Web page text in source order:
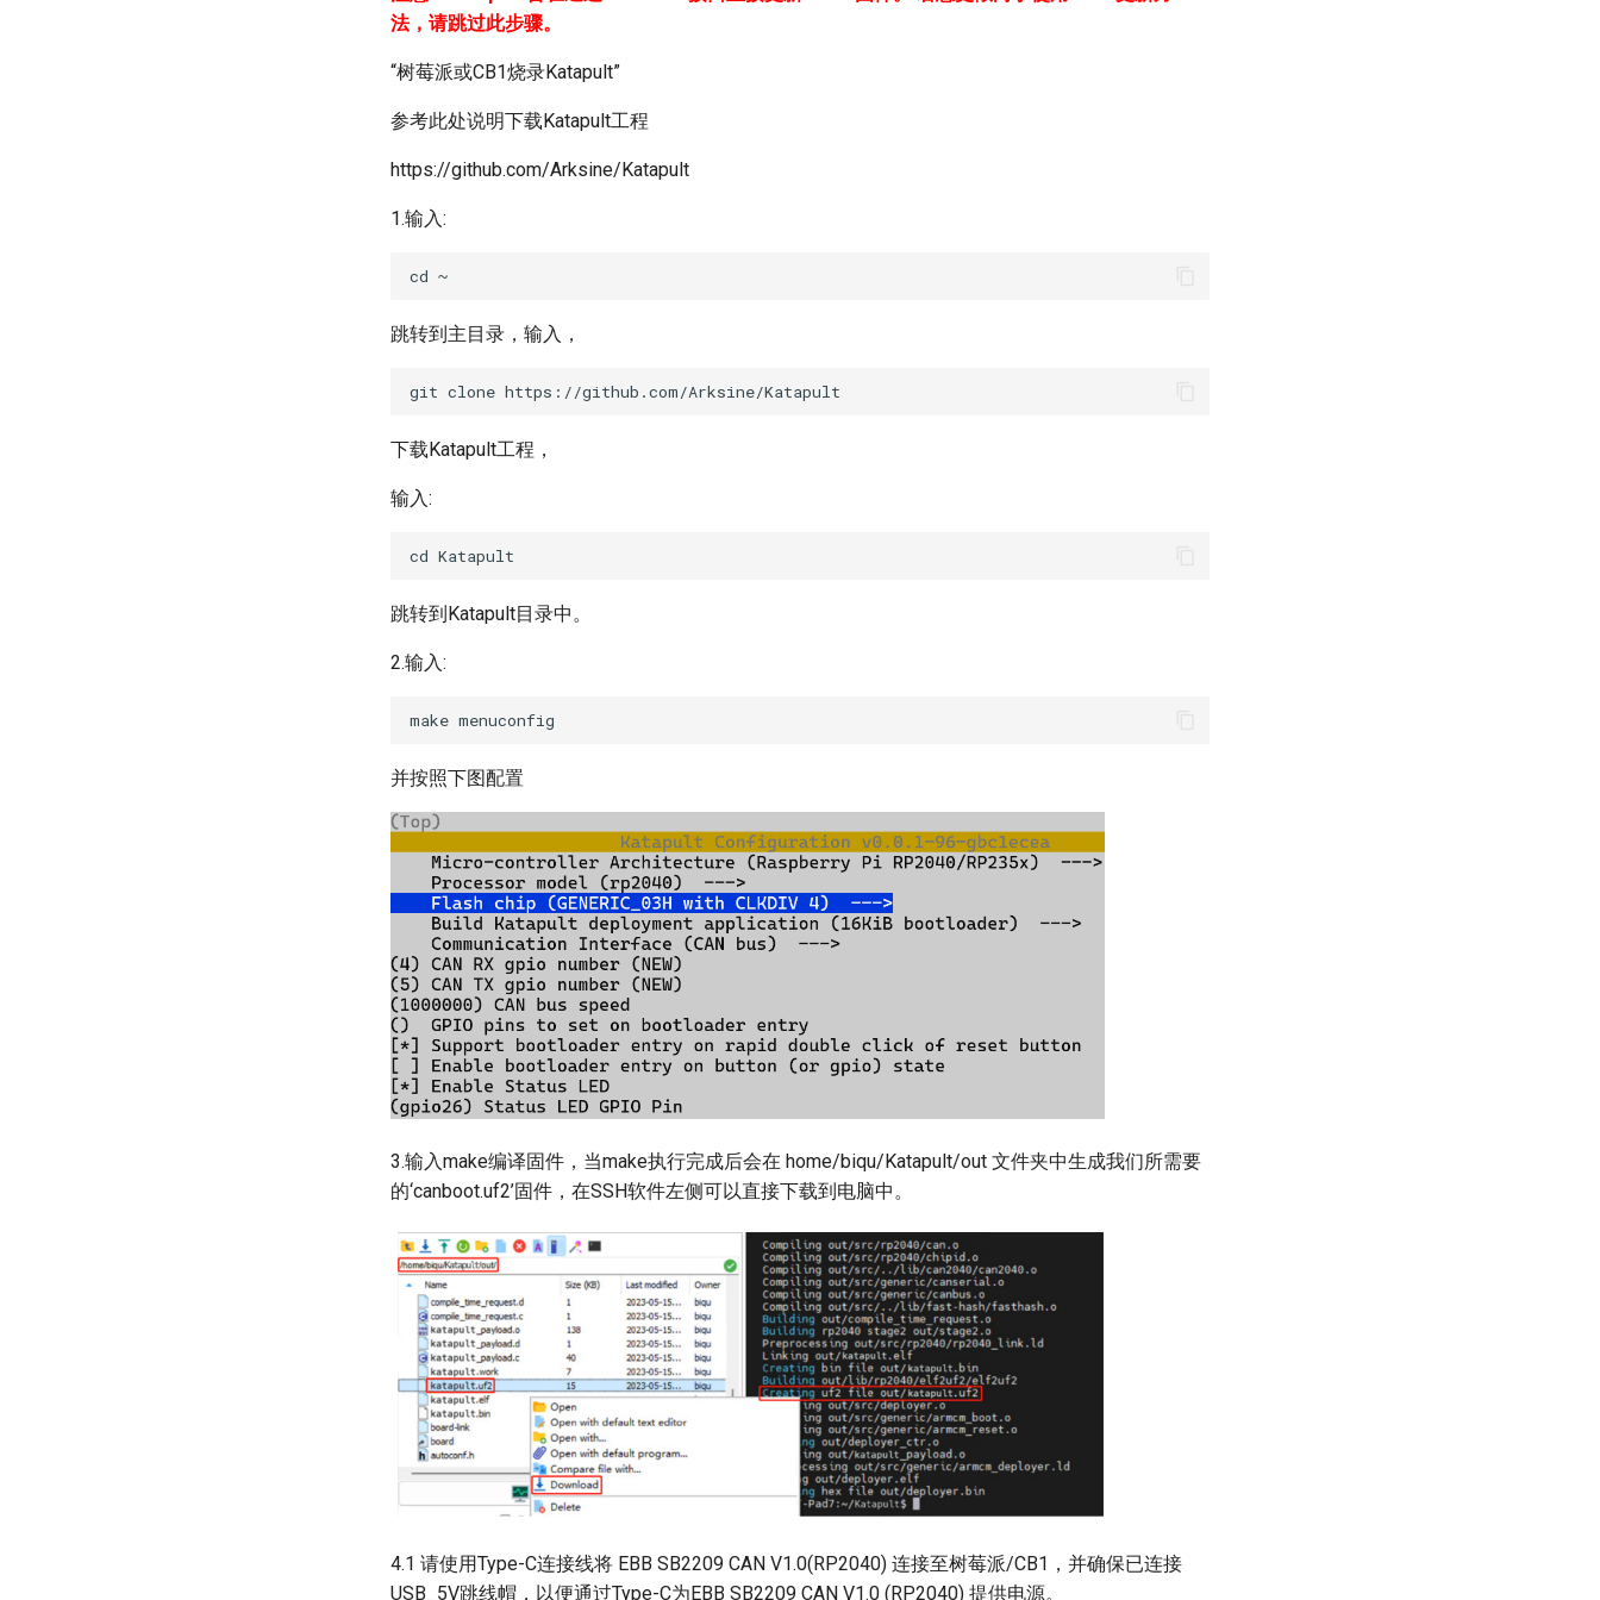
法，请跳过此步骤。
“树莓派或CB1烧录Katapult”
参考此处说明下载Katapult工程
https://github.com/Arksine/Katapult
1.输入:
跳转到主目录，输入，
下载Katapult工程，
输入:
跳转到Katapult目录中。
2.输入:
并按照下图配置
3.输入make编译固件，当make执行完成后会在 home/biqu/Katapult/out 文件夹中生成我们所需要
的‘canboot.uf2’固件，在SSH软件左侧可以直接下载到电脑中。
4.1 请使用Type-C连接线将 EBB SB2209 CAN V1.0(RP2040) 连接至树莓派/CB1，并确保已连接
USB_5V跳线帽，以便通过Type-C为EBB SB2209 CAN V1.0 (RP2040) 提供电源。